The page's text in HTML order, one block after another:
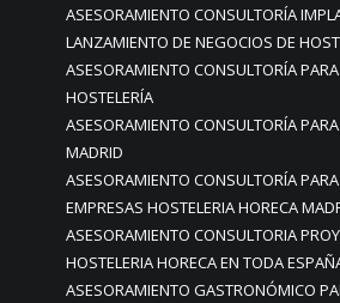
ASESORAMIENTO CONSULTORÍA
LANZAMIENTO DE NEGOCIOS DE
ASESORAMIENTO CONSULTORÍA
HOSTELERÍA
ASESORAMIENTO CONSULTORÍA
MADRID
ASESORAMIENTO CONSULTORÍA
EMPRESAS HOSTELERIA HORECA
ASESORAMIENTO CONSULTORIA
HOSTELERIA HORECA EN TODA
ASESORAMIENTO GASTRONÓMICO